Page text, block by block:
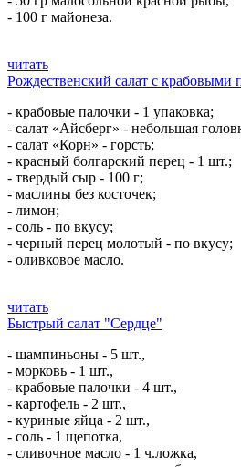
- 100 г майонеза.
читать
Рождественский салат с крабовыми
- крабовые палочки - 1 упаковка;
- салат «Айсберг» - небольшая
- салат «Корн» - горсть;
- красный болгарский перец - 1 шт.;
- твердый сыр - 100 г;
- маслины без косточек;
- лимон;
- соль - по вкусу;
- черный перец молотый - по вкусу;
- оливковое масло.
читать
Быстрый салат "Сердце"
- шампиньоны - 5 шт.,
- морковь - 1 шт.,
- крабовые палочки - 4 шт.,
- картофель - 2 шт.,
- куриные яйца - 2 шт.,
- соль - 1 щепотка,
- сливочное масло - 1 ч.ложка,